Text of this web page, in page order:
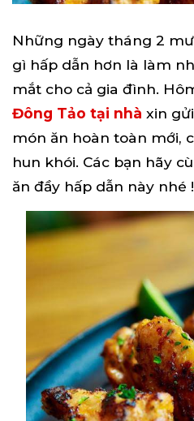
Những ngày tháng 2
gì hấp dẫn hơn là làm
mắt cho cả gia đình.
Đông Tảo tại nhà xin
món ăn hoàn toàn mới,
hun khói. Các bạn hãy
ăn đầy hấp dẫn này nhé !